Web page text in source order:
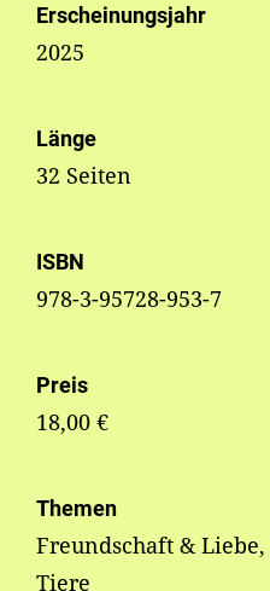
Erscheinungsjahr
2025
Länge
32 Seiten
ISBN
978-3-95728-953-7
Preis
18,00 €
Themen
Freundschaft &
Tiere